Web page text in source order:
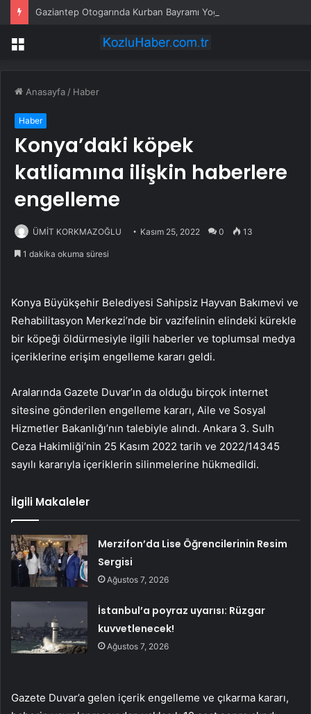
Gaziantep Otogarında Kurban Bayramı Yoğunluğu
Menü
Anasayfa / Haber
Haber
Konya’daki köpek
katliamına ilişkin haberlere
engelleme
ÜMİT KORKMAZOĞLU Kasım 25, 2022 0 13
1 dakika okuma süresi
Konya Büyükşehir Belediyesi Sahipsiz Hayvan Bakımevi ve
Rehabilitasyon Merkezi’nde bir vazifelinin elindeki kürekle
bir köpeği öldürmesiyle ilgili haberler ve toplumsal medya
içeriklerine erişim engelleme kararı geldi.
Aralarında Gazete Duvar’ın da olduğu birçok internet
sitesine gönderilen engelleme kararı, Aile ve Sosyal
Hizmetler Bakanlığı’nın talebiyle alındı. Ankara 3. Sulh
Ceza Hakimliği’nin 25 Kasım 2022 tarih ve 2022/14345
sayılı kararıyla içeriklerin silinmelerine hükmedildi.
İlgili Makaleler
Merzifon’da Lise Öğrencilerinin Resim
Sergisi
Ağustos 7, 2026
İstanbul’a poyraz uyarısı: Rüzgar
kuvvetlenecek!
Ağustos 7, 2026
Gazete Duvar’a gelen içerik engelleme ve çıkarma kararı,